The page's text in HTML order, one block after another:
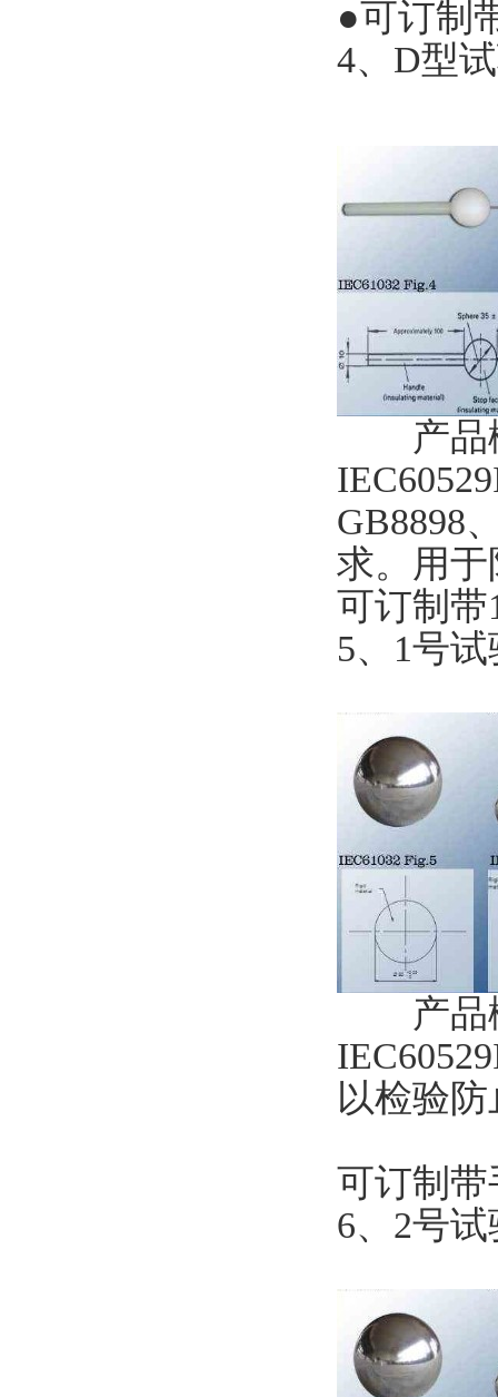
●可订制
4、D型
产品概
GB8898
求。用
可订制
5、1号
产品概
以检验
可订制带
6、2号